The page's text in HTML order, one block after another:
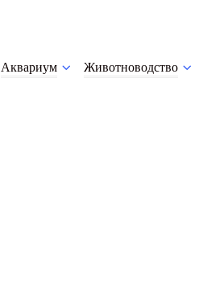
Аквариум Животноводство